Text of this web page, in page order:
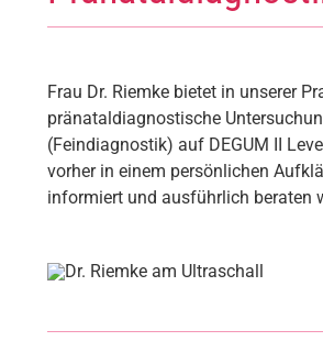
Frau Dr. Riemke bietet in unserer
pränataldiagnostische
(Feindiagnostik) auf DEGUM II
vorher in einem persönlichen
informiert und ausführlich beraten